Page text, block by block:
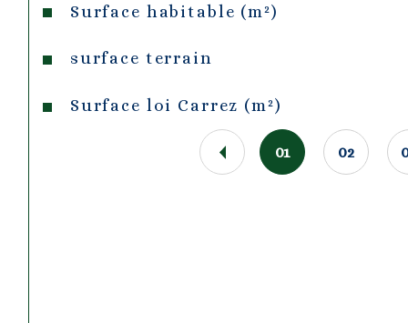
Surface habitable (m²)
surface terrain
Surface loi Carrez (m²)
01 02